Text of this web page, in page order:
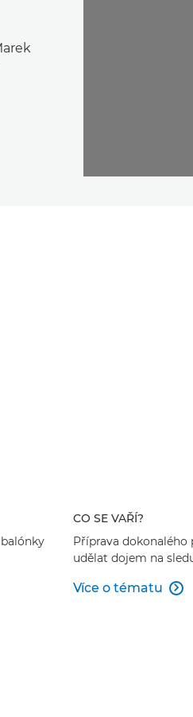
CO SE VAŘÍ?
Příprava dokonalého
udělat dojem na
Více o tématu 